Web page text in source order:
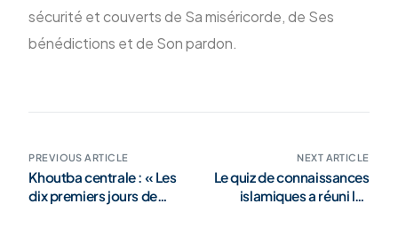
sécurité et couverts de Sa miséricorde, de Ses
bénédictions et de Son pardon.
PREVIOUS ARTICLE
Khoutba centrale : « Les
dix premiers jours de
NEXT ARTICLE
Le quiz de connaissances
islamiques a réuni les